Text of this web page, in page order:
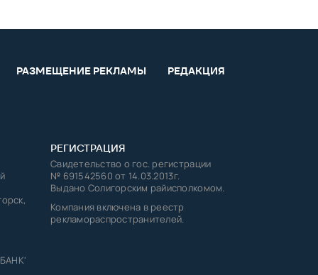
РАЗМЕЩЕНИЕ РЕКЛАМЫ РЕДАКЦИЯ
РЕГИСТРАЦИЯ
Свидетельство о гос. регистрации
№ 691542560 от 14.03.2013г.
Выдано Солигорским райисполкомом.
Компания включена в реестр
рекламораспространителей.